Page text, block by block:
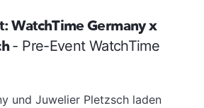
WatchTime Germany x
- Pre-Event WatchTime
und Juwelier Pletzsch laden